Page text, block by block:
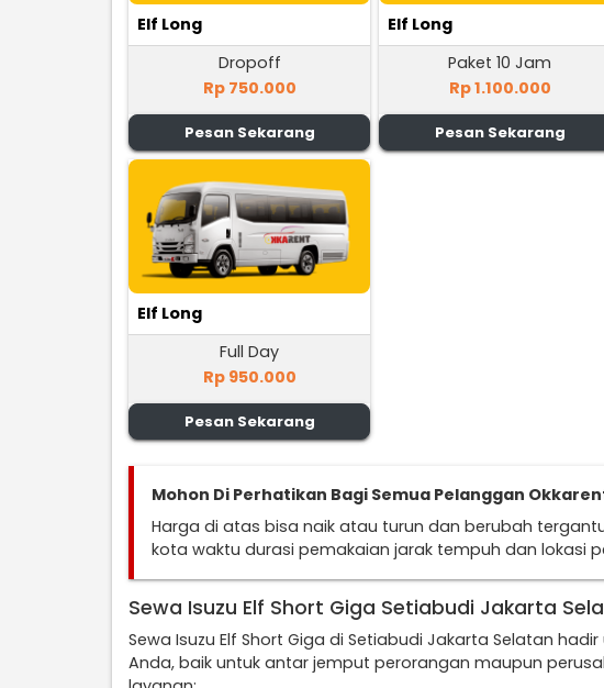
Elf Long
Dropoff
Rp 750.000
Pesan Sekarang
Elf Long
Paket 10 Jam
Rp 1.100.000
Pesan Sekarang
Elf Long
Full Day
Rp 950.000
Pesan Sekarang
Mohon Di Perhatikan Bagi Semua Pelanggan
Harga di atas bisa naik atau turun dan berubah
kota waktu durasi pemakaian jarak tempuh dan lokasi
Sewa Isuzu Elf Short Giga Setiabudi Jakarta
Sewa Isuzu Elf Short Giga di Setiabudi Jakarta Selatan
Anda, baik untuk antar jemput perorangan maupun